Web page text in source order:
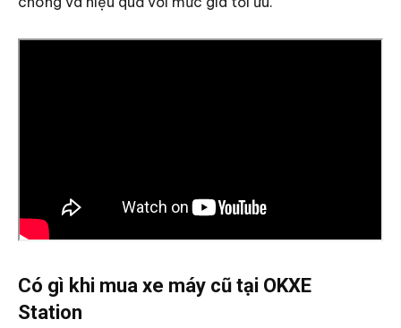
Có gì khi mua xe máy cũ tại OKXE
Station